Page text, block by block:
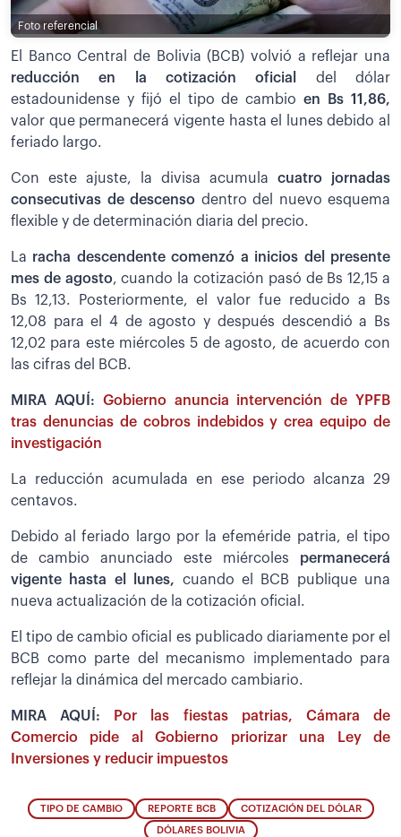
Foto referencial
El Banco Central de Bolivia (BCB) volvió a reflejar una
reducción en la cotización oficial
del dólar
estadounidense y fijó el tipo de cambio en Bs 11,86,
valor que permanecerá vigente hasta el lunes debido al
feriado largo.
Con este ajuste, la divisa acumula cuatro jornadas
consecutivas de descenso dentro del nuevo esquema
flexible y de determinación diaria del precio.
La racha descendente comenzó a inicios del presente
mes de agosto, cuando la cotización pasó de Bs 12,15 a
Bs 12,13. Posteriormente, el valor fue reducido a Bs
12,08 para el 4 de agosto y después descendió a Bs
12,02 para este miércoles 5 de agosto, de acuerdo con
las cifras del BCB.
MIRA AQUÍ: Gobierno anuncia intervención de YPFB
tras denuncias de cobros indebidos y crea equipo de
investigación
La reducción acumulada en ese periodo alcanza 29
centavos.
Debido al feriado largo por la efeméride patria, el tipo
de cambio anunciado este miércoles permanecerá
vigente hasta el lunes, cuando el BCB publique una
nueva actualización de la cotización oficial.
El tipo de cambio oficial es publicado diariamente por el
BCB como parte del mecanismo implementado para
reflejar la dinámica del mercado cambiario.
MIRA AQUÍ:
Por las fiestas patrias, Cámara de
Comercio pide al Gobierno priorizar una Ley de
Inversiones y reducir impuestos
TIPO DE CAMBIO REPORTE BCB COTIZACIÓN DEL DÓLAR
DÓLARES BOLIVIA